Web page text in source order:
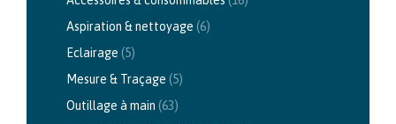
Aspiration & nettoyage (6)
Eclairage (5)
Mesure & Traçage (5)
Outillage à main (63)